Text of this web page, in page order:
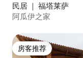
民居 ｜ 福塔莱萨
阿瓜伊之家
房客推荐
房客推荐